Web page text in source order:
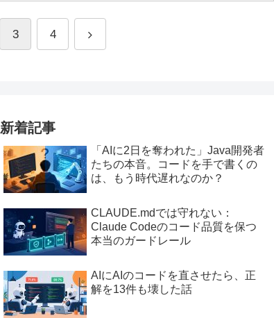
3 4
新着記事
「AIに2日を奪われた」Java開発者
たちの本音。コードを手で書くの
は、もう時代遅れなのか？
CLAUDE.mdでは守れない：
Claude Codeのコード品質を保つ
本当のガードレール
AIにAIのコードを直させたら、正
解を13件も壊した話